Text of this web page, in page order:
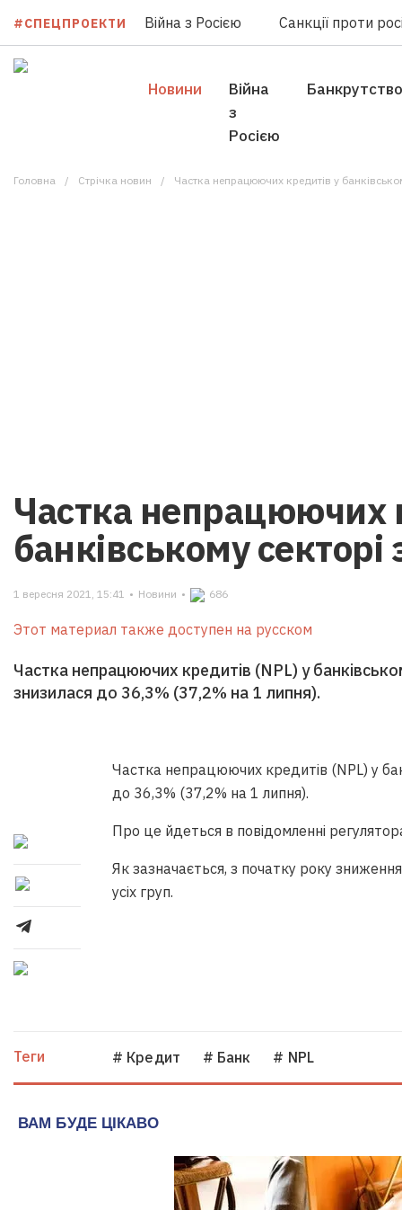
#СПЕЦПРОЕКТИ Війна з Росією Санкції проти
Новини
Війна
з
Росією
Банкрутство
Головна Стрічка новин Частка непрацюючих кредитів у
Частка непрацюючих
банківському
1 вересня 2021, 15:41 • Новини • 686
Этот материал также доступен на русском
Частка непрацюючих кредитів (NPL) у
знизилася до 36,3% (37,2% на 1 липня).
Частка непрацюючих кредитів (NPL) у
до 36,3% (37,2% на 1 липня).
Про це йдеться в повідомленні
Як зазначається, з початку року
усіх груп.
Теги # Кредит # Банк # NPL